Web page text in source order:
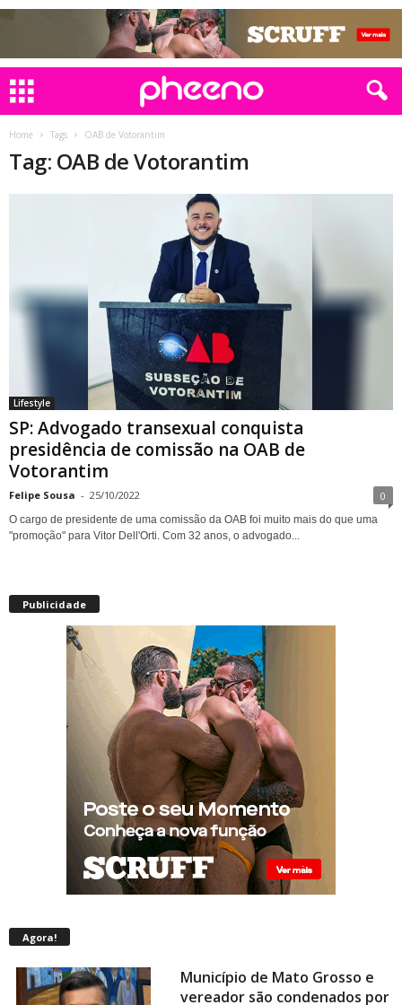
Home Tags OAB de Votorantim
Tag: OAB de Votorantim
Lifestyle
SP: Advogado transexual conquista
presidência de comissão na OAB de
Votorantim
Felipe Sousa - 25/10/2022 0
O cargo de presidente de uma comissão da OAB foi muito mais do que uma
"promoção" para Vitor Dell'Orti. Com 32 anos, o advogado...
Publicidade
Agora!
Município de Mato Grosso e
vereador são condenados por